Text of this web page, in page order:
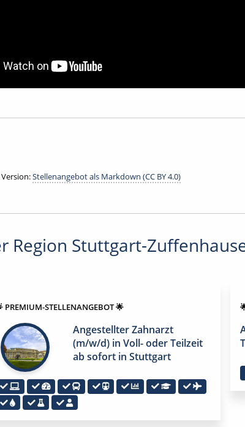
Stellenangebot als Markdown (CC BY 4.0)
Region Stuttgart-
PREMIUM-STELLENANGEBOT 🌟
Angestellter Zahnarzt
(m/w/d) in Voll- oder Teilzeit
ab sofort in Stuttgart